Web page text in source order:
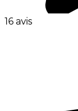
16 avis